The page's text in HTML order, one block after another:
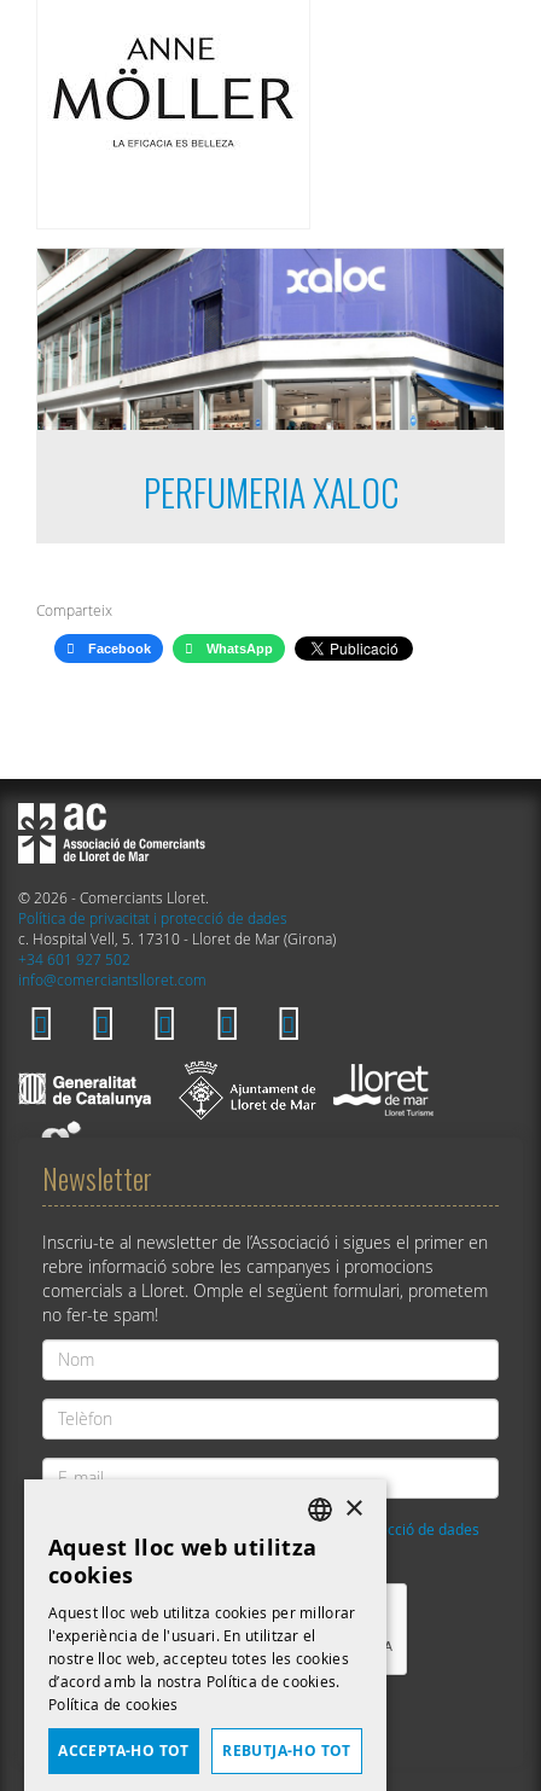
PERFUMERIA XALOC
Comparteix
Facebook WhatsApp
© 2026 - Comerciants Lloret.
Política de privacitat i protecció de dades
c. Hospital Vell, 5. 17310 - Lloret de Mar (Girona)
+34 601 927 502
info@comerciantslloret.com
Newsletter
Inscriu-te al newsletter de l’Associació i sigues el primer en
rebre informació sobre les campanyes i promocions
comercials a Lloret. Omple el següent formulari, prometem
no fer-te spam!
Nom
*
Telèfon
*
E-
Política de privacitat i protecció de dades
Validació
Enviar
DEFAULT LANGUAGE
×
Aquest lloc web utilitza
cookies
Aquest lloc web utilitza cookies per millorar
l'experiència de l'usuari. En utilitzar el
nostre lloc web, accepteu totes les cookies
d’acord amb la nostra Política de cookies.
Política de cookies
ACCEPTA-HO TOT REBUTJA-HO TOT